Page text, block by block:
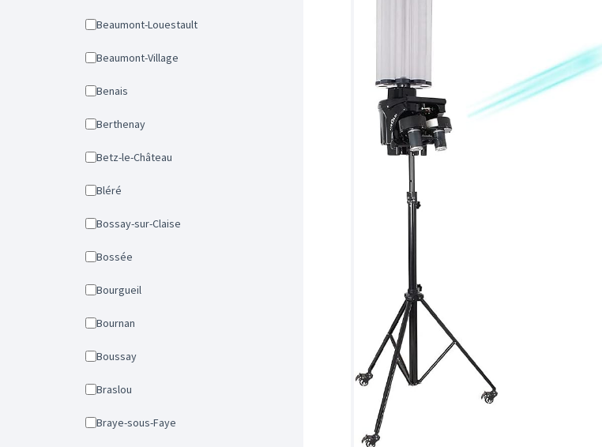
Beaumont-Louestault
Beaumont-Village
Benais
Berthenay
Betz-le-Château
Bléré
Bossay-sur-Claise
Bossée
Bourgueil
Bournan
Boussay
Braslou
Braye-sous-Faye